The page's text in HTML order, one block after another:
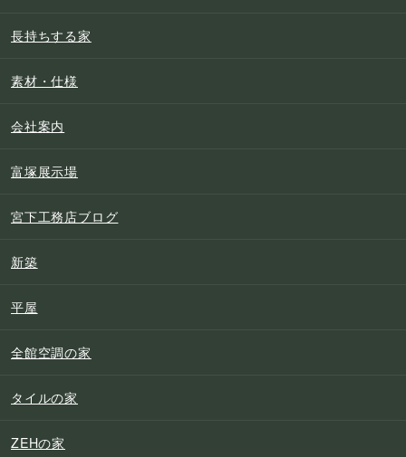
長持ちする家
素材・仕様
会社案内
富塚展示場
宮下工務店ブログ
新築
平屋
全館空調の家
タイルの家
ZEHの家